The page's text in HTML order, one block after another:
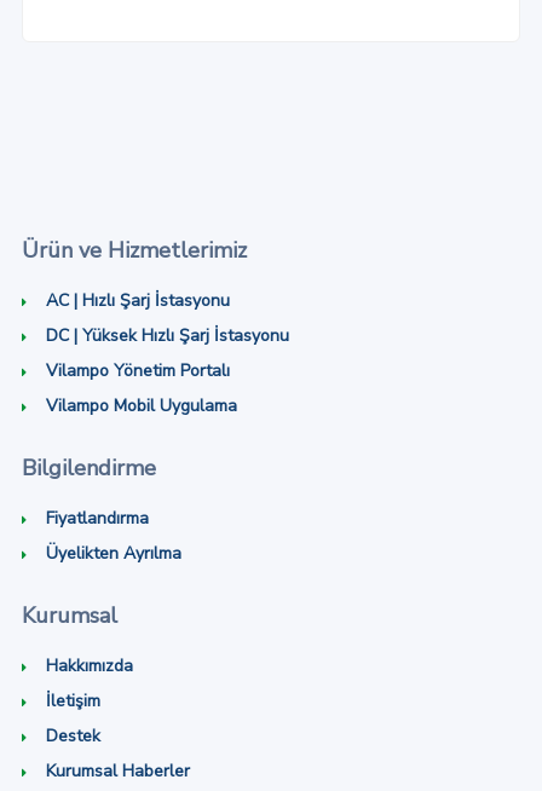
Ürün ve Hizmetlerimiz
AC | Hızlı Şarj İstasyonu
DC | Yüksek Hızlı Şarj İstasyonu
Vilampo Yönetim Portalı
Vilampo Mobil Uygulama
Bilgilendirme
Fiyatlandırma
Üyelikten Ayrılma
Kurumsal
Hakkımızda
İletişim
Destek
Kurumsal Haberler